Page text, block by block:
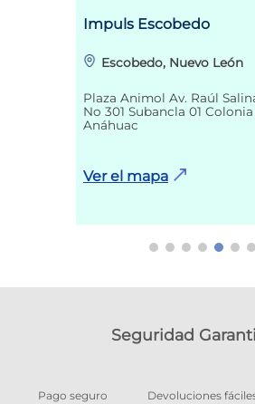
Impuls Escobedo
Escobedo, Nuevo León
Plaza Animol Av. Raúl
No 301 Subancla 01
Anáhuac
Ver el mapa
Seguridad
Pago seguro Devoluciones